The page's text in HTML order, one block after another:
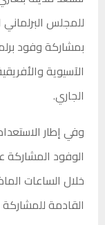
للمجلس البرلماني
بمشاركة وفود
الجاري.
وفي إطار
الوفود المشاركة
خلال الساعات
القادمة